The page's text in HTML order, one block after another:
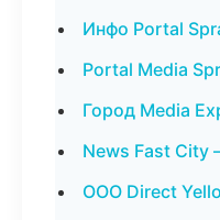
Инфо Portal
Portal Media
Город Media
News Fast City
ООО Direct